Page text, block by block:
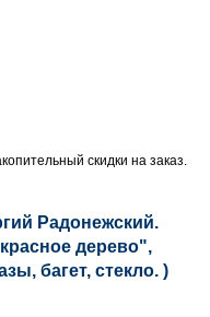
скидки на заказ.
Радонежский.
дерево",
багет, стекло. )